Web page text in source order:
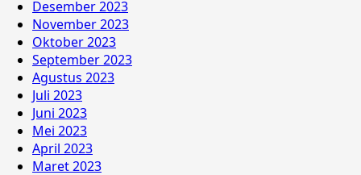
Desember 2023
November 2023
Oktober 2023
September 2023
Agustus 2023
Juli 2023
Juni 2023
Mei 2023
April 2023
Maret 2023